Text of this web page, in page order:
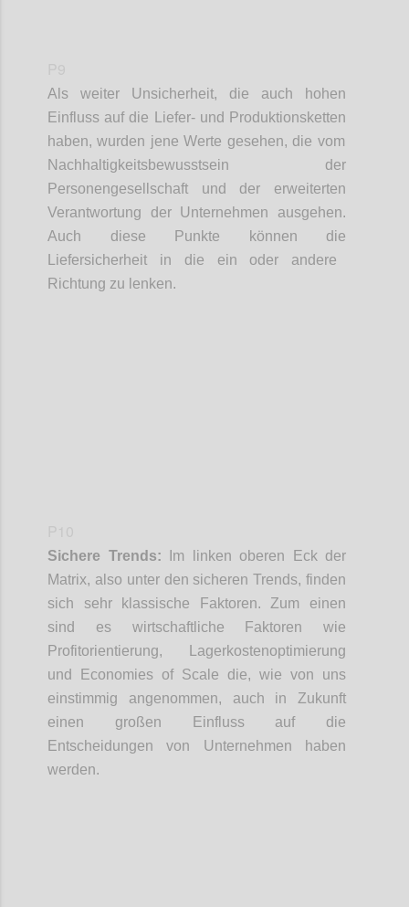
Als weiter Unsicherheit, d ie auch hohen
Einfluss auf die Liefer- und Produktionsketten
haben,wurden jeneWerte gesehen, die vom
Nachhaltigkeitsbewusstsein der
Personengesellschaft und der erweiterten
Verantwortung der Unternehmen ausgehen.
Auch diese Punkte können die
Liefersicherheit in die ein oder andere
Richtung zu lenken.
Sichere Trends: Im linken oberen Eck der
Matrix, also unter den sicheren Trends, finden
sich sehr klassische Faktoren. Zum einen
sind eswirtschaftliche Faktoren
wie
Profitorientierung, Lagerkostenoptimierung
und
Economies of Scale die, wie von uns
einstimmig angenommen, auch in Zukunft
einen großen Einfluss auf die
Entscheidungen von Unternehmen haben
werden.